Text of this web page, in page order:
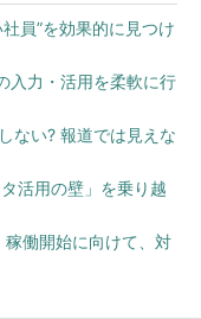
員”を効果的に見つけ
入力・活用を柔軟に行
ない? 報道では見えな
活用の壁」を乗り越
働開始に向けて、対